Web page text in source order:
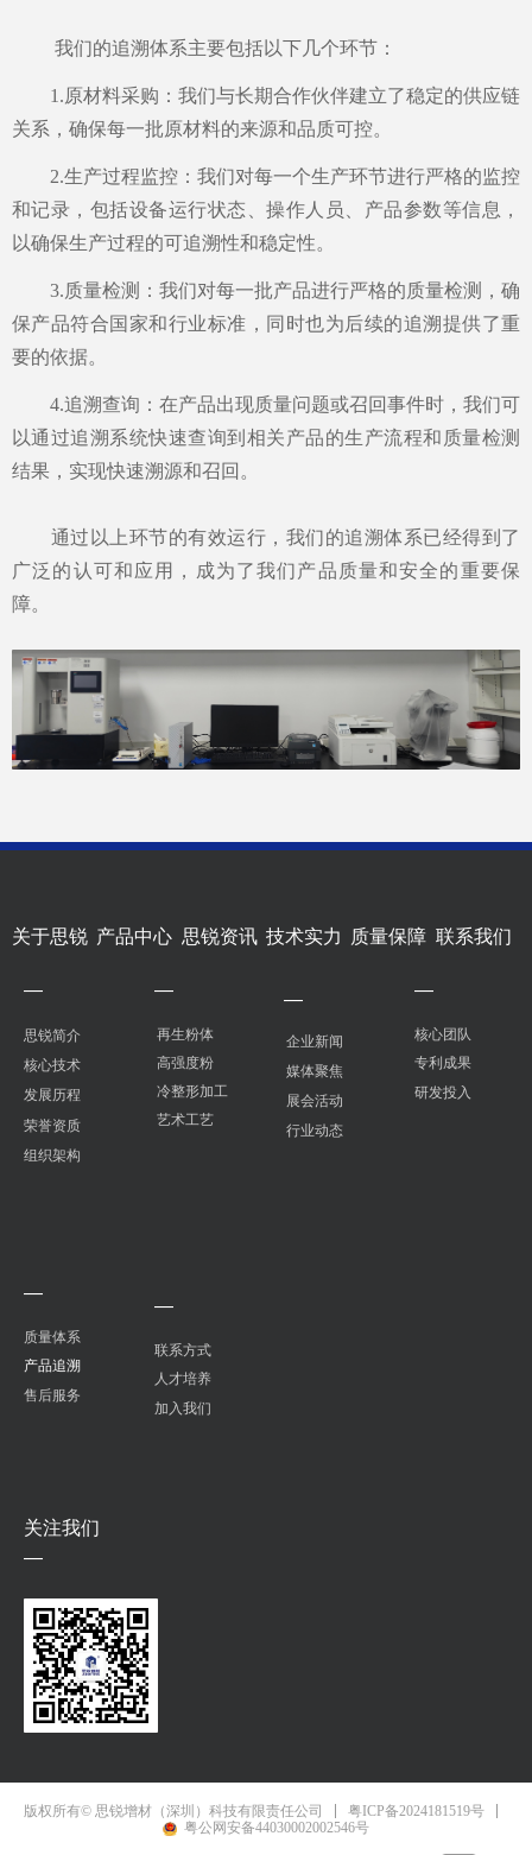
我们的追溯体系主要包括以下几个环节：
1.原材料采购：我们与长期合作伙伴建立了稳定的供应链
关系，确保每一批原材料的来源和品质可控。
2.生产过程监控：我们对每一个生产环节进行严格的监控
和记录，包括设备运行状态、操作人员、产品参数等信息，
以确保生产过程的可追溯性和稳定性。
3.质量检测：我们对每一批产品进行严格的质量检测，确
保产品符合国家和行业标准，同时也为后续的追溯提供了重
要的依据。
4.追溯查询：在产品出现质量问题或召回事件时，我们可
以通过追溯系统快速查询到相关产品的生产流程和质量检测
结果，实现快速溯源和召回。
通过以上环节的有效运行，我们的追溯体系已经得到了
广泛的认可和应用，成为了我们产品质量和安全的重要保
障。
—
思锐简介
核心技术
发展历程
荣誉资质
组织架构
再生粉体
高强度粉
冷整形加工
艺术工艺
—
核心团队
专利成果
研发投入
—
质量体系
产品追溯
售后服务
—
联系方式
人才培养
加入我们
—
关注我们
—
企业新闻
媒体聚焦
展会活动
行业动态
—
关于思锐 产品中心 思锐资讯 技术实力 质量保障 联系我们
版权所有© 思锐增材（深圳）科技有限责任公司
粤ICP备2024181519号
粤公网安备44030002002546号